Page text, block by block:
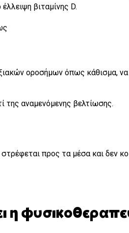
βιταμίνης D.
οροσήμων όπως κάθισμα, να
της αναμενόμενης βελτίωσης.
προς τα μέσα και δεν
η